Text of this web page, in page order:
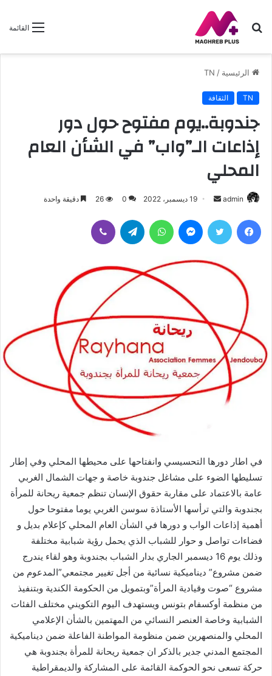
القائمة
بحث
عن
الرئيسية /
TN
TN الثقافة
جندوبة..يوم مفتوح حول دور
إذاعات الـ”واب” في الشأن العام
المحلي
admin
أرسل
إلكترونيا
19 ديسمبر، 2022 0
26 دقيقة واحدة
فيسبوك تويتر ماسنجر واتساب تيلقرام
في اطار دورها التحسيسي وانفتاحها على محيطها المحلي وفي إطار
تسليطها الضوء على مشاغل جندوبة خاصة و جهات الشمال الغربي
عامة بالاعتماد على مقاربة حقوق الإنسان تنظم جمعية ريحانة للمرأة
بجندوبة والتي ترأسها الأستاذة سوسن الغربي يوما مفتوحا حول
أهمية إذاعات الواب و دورها في الشأن العام المحلي كإعلام بديل و
فضاءات تواصل و حوار للشباب الذي يحمل رؤية شبابية مختلفة
وذلك يوم 16 ديسمبر الجاري بدار الشباب بجندوبة وهو لقاء يندرج
ضمن مشروع” ديناميكية نسائية من أجل تغيير مجتمعي”المدعوم من
مشروع “صوت وقيادية المرأة”وبتمويل من الحكومة الكندية وبتنفيذ
من منظمة أوكسفام بتونس ويستهدف اليوم التكويني مختلف الفئات
الشبابية وخاصة العنصر النسائي من المهتمين بالشأن الإعلامي
المحلي والمنصهرين ضمن منظومة المواطنة الفاعلة ضمن ديناميكية
المجتمع المدني جدير بالذكر ان جمعية ريحانة للمرأة بجندوبة هي
حركة تسعى نحو الحوكمة القائمة على المشاركة والديمقراطية